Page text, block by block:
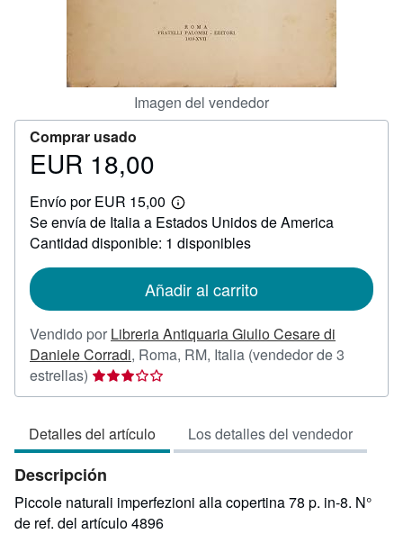
Imagen del vendedor
Comprar usado
Precio
18,00
EUR 18,00
Envío por EUR 15,00
Más
información
sobre
las
envío
Se envía de Italia a Estados Unidos de America
Cantidad disponible: 1 disponibles
Añadir al carrito
Vendido por Libreria Antiquaria Giulio Cesare di
Daniele Corradi, Roma, RM, Italia (vendedor de 3
estrellas) Calificación
del
3
de
5
estrellas
Detalles del artículo Los detalles del vendedor
Descripción
Piccole naturali imperfezioni alla copertina 78 p. in-8. N°
de ref. del artículo 4896